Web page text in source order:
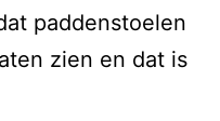
paddenstoelen
zien en dat is